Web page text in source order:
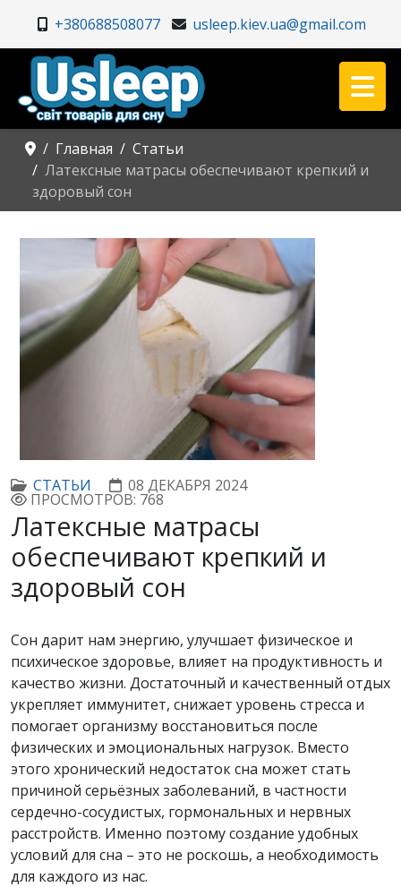
+380688508077 usleep.kiev.ua@gmail.com
Главная
Статьи
Латексные матрасы обеспечивают крепкий и
здоровый сон
СТАТЬИ 08 ДЕКАБРЯ 2024
ПРОСМОТРОВ: 768
Латексные матрасы
обеспечивают крепкий и
здоровый сон
Сон дарит нам энергию, улучшает физическое и
психическое здоровье, влияет на продуктивность и
качество жизни. Достаточный и качественный отдых
укрепляет иммунитет, снижает уровень стресса и
помогает организму восстановиться после
физических и эмоциональных нагрузок. Вместо
этого хронический недостаток сна может стать
причиной серьёзных заболеваний, в частности
сердечно-сосудистых, гормональных и нервных
расстройств. Именно поэтому создание удобных
условий для сна – это не роскошь, а необходимость
для каждого из нас.